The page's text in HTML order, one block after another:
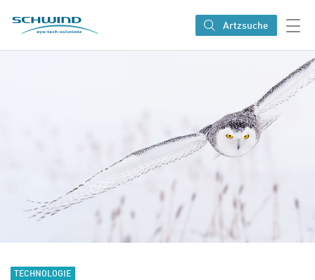
SCHWIND eye-tech solutions
Artzsuche
TECHNOLOGIE